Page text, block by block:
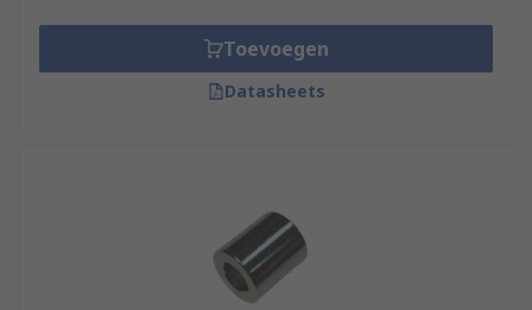
Toevoegen
Datasheets